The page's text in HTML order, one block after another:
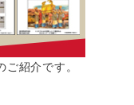
紹介です。